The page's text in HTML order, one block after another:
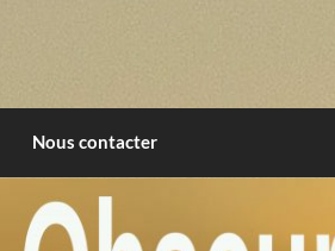
Nous contacter